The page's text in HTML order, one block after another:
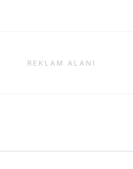
REKLAM ALANI